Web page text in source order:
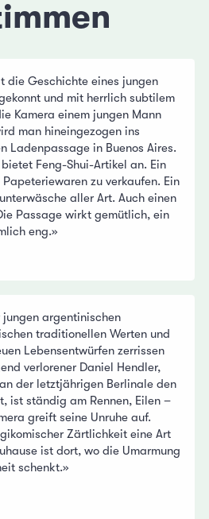
die Geschichte eines jungen
und mit herrlich subtilem
Kamera einem jungen Mann
man hineingezogen ins
Ladenpassage in Buenos Aires.
Feng-Shui-Artikel an. Ein
zu verkaufen. Ein
aller Art. Auch einen
Passage wirkt gemütlich, ein
eng.»
argentinischen
traditionellen Werten und
Lebensentwürfen zerrissen
verlorener Daniel Hendler,
der letztjährigen Berlinale den
ist ständig am Rennen, Eilen –
greift seine Unruhe auf.
Zärtlichkeit eine Art
ist dort, wo die Umarmung
schenkt.»